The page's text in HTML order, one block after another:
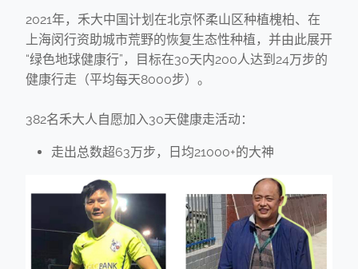
2021年，禾大中国计划在北京怀柔山区种植槐柏、在
上海闵行资助城市荒野的恢复生态性种植，并由此展开
“绿色地球健康行”，目标在30天内200人达到24万步的
健康行走（平均每天8000步）。
382名禾大人自愿加入30天健康走活动：
走出总数超63万步，日均21000+的大神